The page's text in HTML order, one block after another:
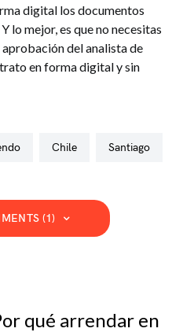
digital los documentos
lo mejor, es que no necesitas
del analista de
en forma digital y sin
chile santiago
(1)
qué arrendar en